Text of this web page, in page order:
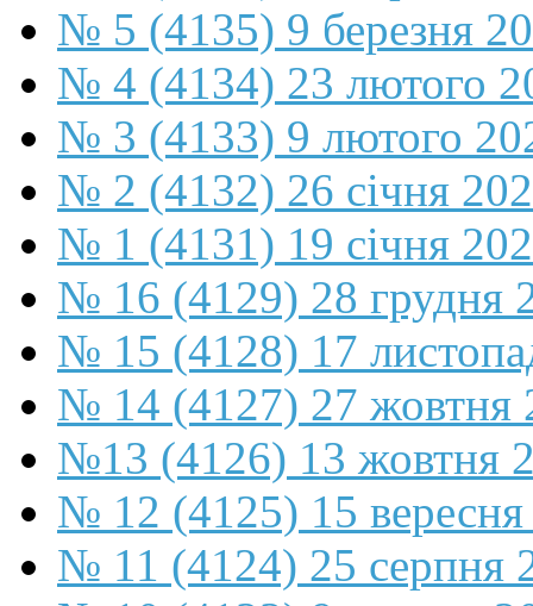
№ 5 (4135) 9 березня
№ 4 (4134) 23 лютого
№ 3 (4133) 9 лютого
№ 2 (4132) 26 січня
№ 1 (4131) 19 січня
№ 16 (4129) 28 грудня
№ 15 (4128) 17
№ 14 (4127) 27 жовтня
№13 (4126) 13 жовтня
№ 12 (4125) 15
№ 11 (4124) 25 серпня